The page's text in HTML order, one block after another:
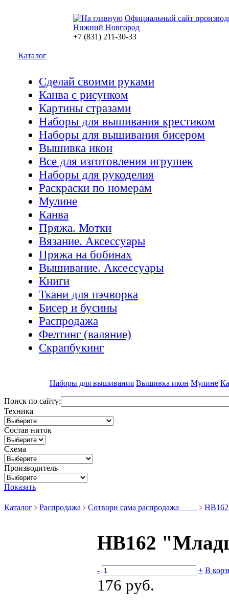
Официальный сайт
Нижний Новгород
+7 (831) 211-30-33
Каталог
Сделай своими руками
Канва с рисунком
Картины стразами
Наборы для вышивания крестиком
Наборы для вышивания бисером
Вышивка икон
Все для изготовления игрушек
Наборы для рукоделия
Раскраски по номерам
Мулине
Канва
Пряжа. Мотки
Вязание. Аксессуары
Пряжа на бобинах
Вышивание. Аксессуары
Книги
Ткани для пэчворка
Бисер и бусины
Распродажа
Фелтинг (валяние)
Скрапбукинг
Наборы для вышивания Вышивка икон Мулине
Поиск по сайту:
Техника
Состав ниток
Схема
Производитель
Показать
Каталог Распродажа Сотвори сама распродажа ____
НВ162
- + В
176 руб.